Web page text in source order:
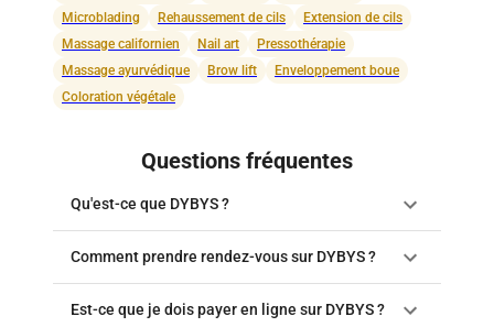
Microblading
Rehaussement de cils
Extension de cils
Massage californien
Nail art
Pressothérapie
Massage ayurvédique
Brow lift
Enveloppement boue
Coloration végétale
Questions fréquentes
Qu'est-ce que DYBYS ?
Comment prendre rendez-vous sur DYBYS ?
Est-ce que je dois payer en ligne sur DYBYS ?